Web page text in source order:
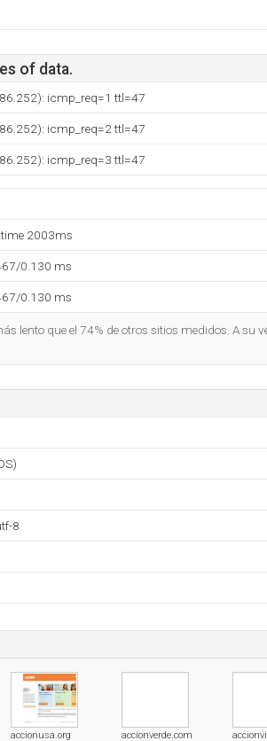
of data.
icmp_req=1 ttl=47
icmp_req=2 ttl=47
icmp_req=3 ttl=47
time 2003ms
0.130 ms
0.130 ms
lento que el 74% de otros sitios medidos. A su
8
accionusa.org accionverde.com